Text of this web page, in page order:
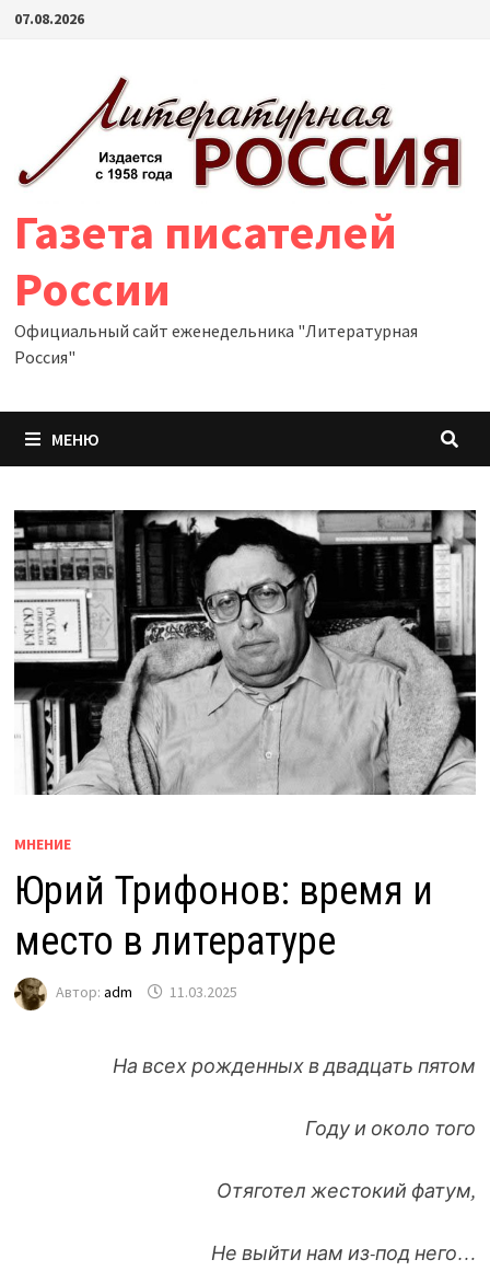
Перейти
07.08.2026
Газета писателей
России
Официальный сайт еженедельника "Литературная
Россия"
МЕНЮ
МНЕНИЕ
Юрий Трифонов: время и
место в литературе
Автор: adm 11.03.2025
На всех рожденных в двадцать пятом
Году и около того
Отяготел жестокий фатум,
Не выйти нам из-под него…